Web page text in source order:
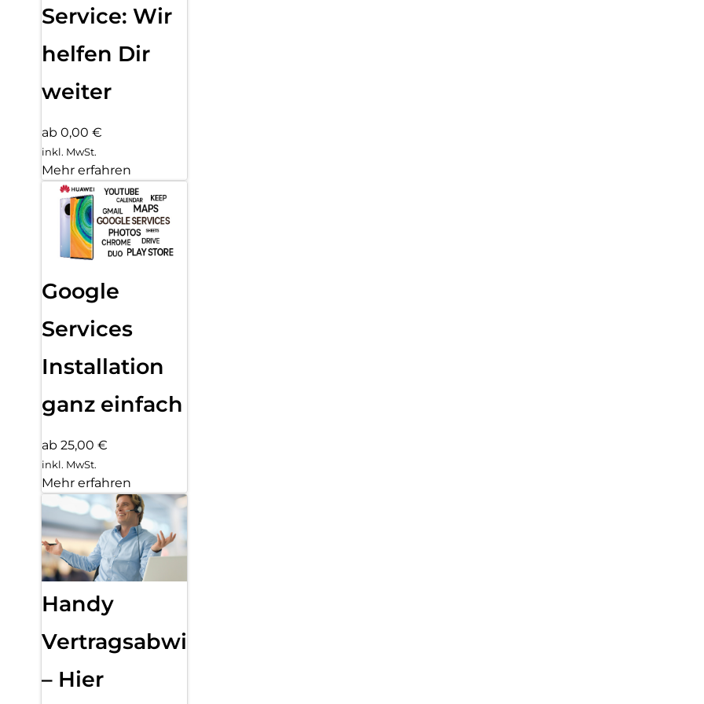
Service: Wir
helfen Dir
weiter
ab 0,00 €
inkl. MwSt.
Mehr erfahren
Google
Services
Installation
ganz einfach
ab 25,00 €
inkl. MwSt.
Mehr erfahren
Handy
Vertragsabwicklung
– Hier